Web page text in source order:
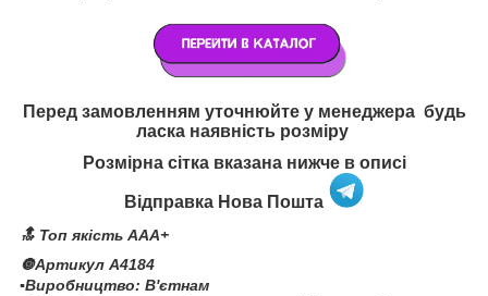
Перед замовленням уточнюйте у менеджера будь
ласка наявність розміру
Розмірна сітка вказана нижче в описі
Відправка Нова Пошта
🔝 Топ якість AAA+
🔘Артикул A4184
▪️Виробництво: В'єтнам